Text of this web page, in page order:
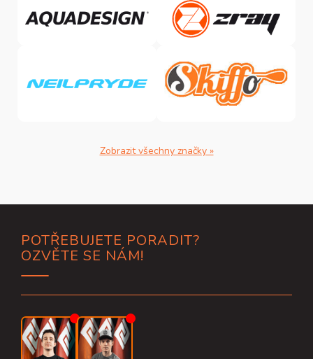
Zobrazit všechny značky »
POTŘEBUJETE PORADIT?
OZVĚTE SE NÁM!